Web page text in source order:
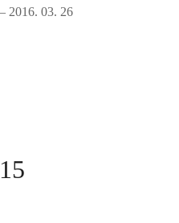
2016. 03. 26